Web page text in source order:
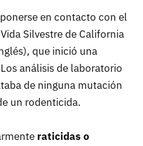
en contacto con el
Silvestre de California
que inició una
análisis de laboratorio
de ninguna mutación
un rodenticida.
raticidas o